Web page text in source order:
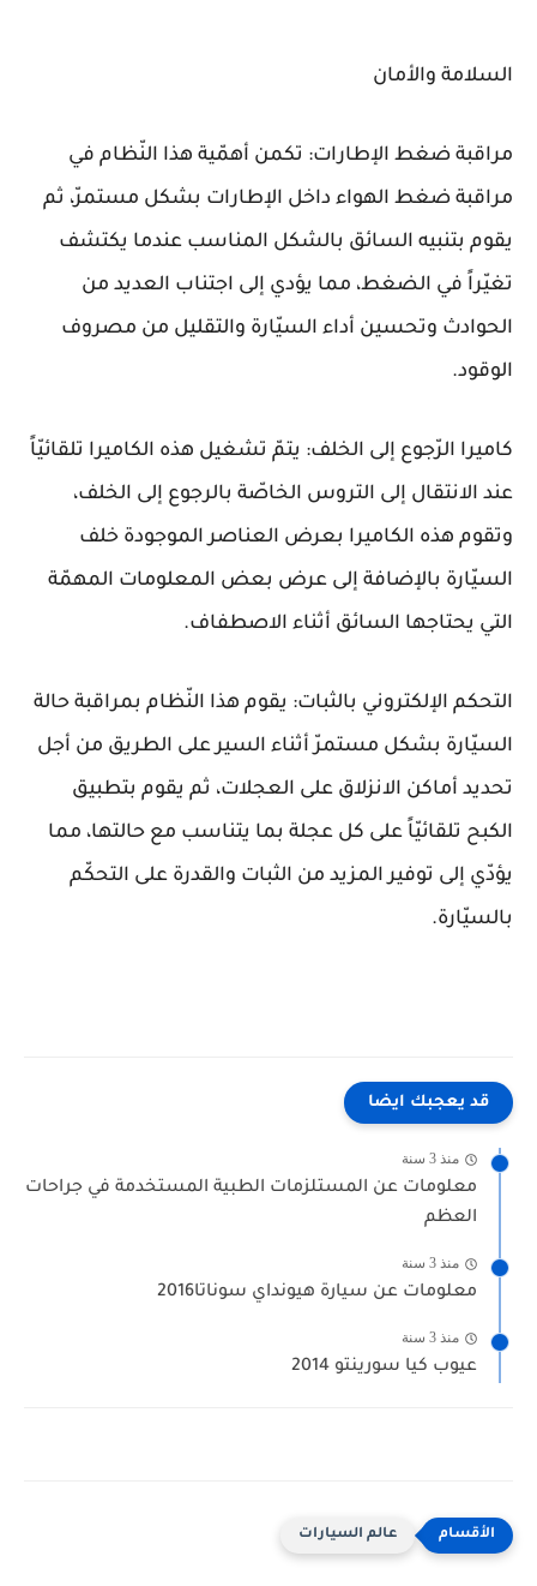
السلامة والأمان
مراقبة ضغط الإطارات: تكمن أهمّية هذا النّظام في
مراقبة ضغط الهواء داخل الإطارات بشكل مستمرّ، ثم
يقوم بتنبيه السائق بالشكل المناسب عندما يكتشف
تغيّراً في الضغط، مما يؤدي إلى اجتناب العديد من
الحوادث وتحسين أداء السيّارة والتقليل من مصروف
الوقود.
كاميرا الرّجوع إلى الخلف: يتمّ تشغيل هذه الكاميرا تلقائيّاً
عند الانتقال إلى التروس الخاصّة بالرجوع إلى الخلف،
وتقوم هذه الكاميرا بعرض العناصر الموجودة خلف
السيّارة بالإضافة إلى عرض بعض المعلومات المهمّة
التي يحتاجها السائق أثناء الاصطفاف.
التحكم الإلكتروني بالثبات: يقوم هذا النّظام بمراقبة حالة
السيّارة بشكل مستمرّ أثناء السير على الطريق من أجل
تحديد أماكن الانزلاق على العجلات، ثم يقوم بتطبيق
الكبح تلقائيّاً على كل عجلة بما يتناسب مع حالتها، مما
يؤدّي إلى توفير المزيد من الثبات والقدرة على التحكّم
بالسيّارة.
قد يعجبك ايضا
منذ 3 سنة
معلومات عن المستلزمات الطبية المستخدمة في جراحات
العظم
منذ 3 سنة
معلومات عن سيارة هيونداي سوناتا2016
منذ 3 سنة
عيوب كيا سورينتو 2014
عالم السيارات